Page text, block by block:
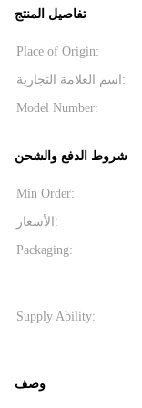
تفاصيل المنتج
Place of Origin:
اسم العلامة التجارية:
Model Number:
شروط الدفع والشحن
Min Order:
الأسعار:
Packaging:
Supply Ability:
وصف